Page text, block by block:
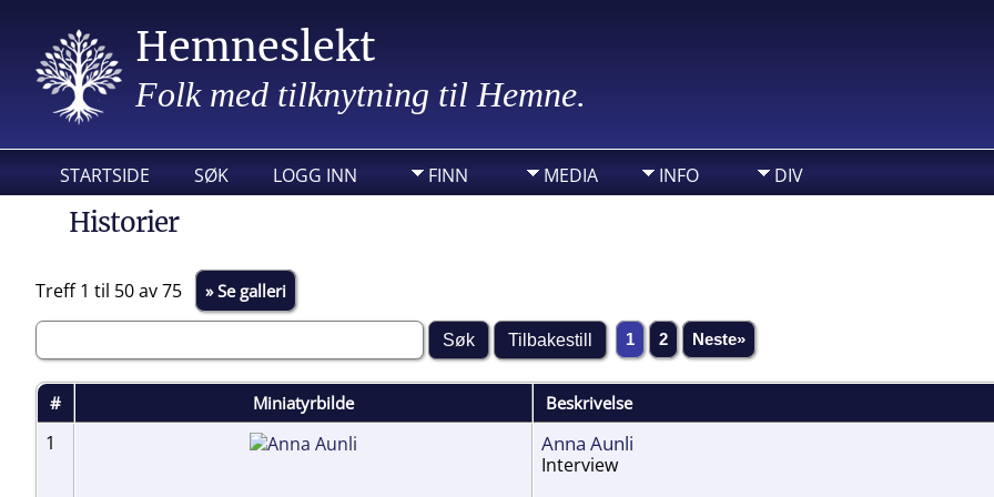
Hemneslekt
Folk med tilknytning til Hemne.
STARTSIDE SØK LOGG INN FINN MEDIA INFO DIV
Historier
Treff 1 til 50 av 75 » Se galleri
1 2 Neste»
# Miniatyrbilde Beskrivelse
1 Anna Aunli
Interview